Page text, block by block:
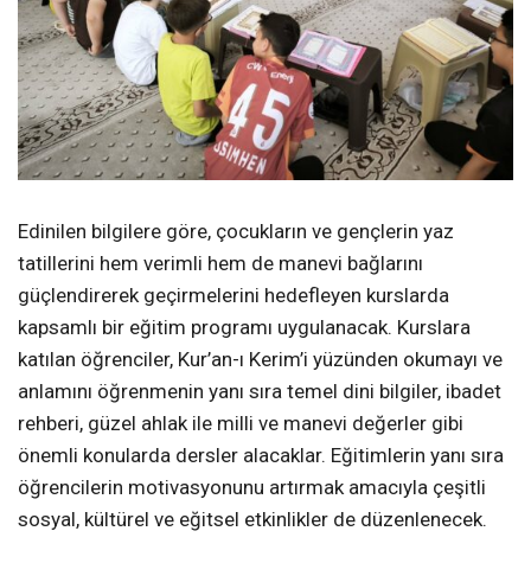
Edinilen bilgilere göre, çocukların ve gençlerin yaz
tatillerini hem verimli hem de manevi bağlarını
güçlendirerek geçirmelerini hedefleyen kurslarda
kapsamlı bir eğitim programı uygulanacak. Kurslara
katılan öğrenciler, Kur’an-ı Kerim’i yüzünden okumayı ve
anlamını öğrenmenin yanı sıra temel dini bilgiler, ibadet
rehberi, güzel ahlak ile milli ve manevi değerler gibi
önemli konularda dersler alacaklar. Eğitimlerin yanı sıra
öğrencilerin motivasyonunu artırmak amacıyla çeşitli
sosyal, kültürel ve eğitsel etkinlikler de düzenlenecek.